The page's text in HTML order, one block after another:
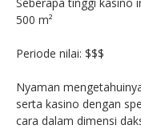
500 m²
Periode nilai: $$$
Nyaman
serta kasino dengan
cara dalam dimensi